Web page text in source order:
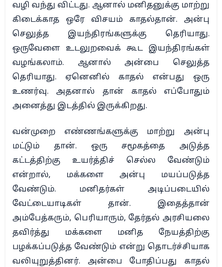
வழி வந்து விட்டது. ஆனால் மனிதனுக்கு மாற்று
கிடைக்காத ஒரே விசயம் காதல்தான். அன்பு
செலுத்த இயந்திரங்களுக்கு தெரியாது.
ஒருவேளை உடலுறவைக் கூட இயந்திரங்கள்
வழங்கலாம். ஆனால் அன்பை செலுத்த
தெரியாது. ஏனெனில் காதல் என்பது ஒரு
உணர்வு. அதனால் தான் காதல் எப்போதும்
அனைத்து இடத்தில் இருக்கிறது.
வன்முறை எண்ணங்களுக்கு மாற்று அன்பு
மட்டும் தான். ஒரு சமூகத்தை அடுத்த
கட்டத்திற்கு உயர்த்திச் செல்ல வேண்டும்
என்றால், மக்களை அன்பு மயப்படுத்த
வேண்டும். மனிதர்கள் அடிப்படையில்
வேட்டையாடிகள் தான். இதைத்தான்
அம்பேத்கரும், பெரியாரும், தேர்தல் அரசியலை
தவிர்த்து மக்களை மனித நேயத்திற்கு
பழக்கப்படுத்த வேண்டும் என்று தொடர்ச்சியாக
வலியுறுத்தினர். அன்பை போதிப்பது காதல்